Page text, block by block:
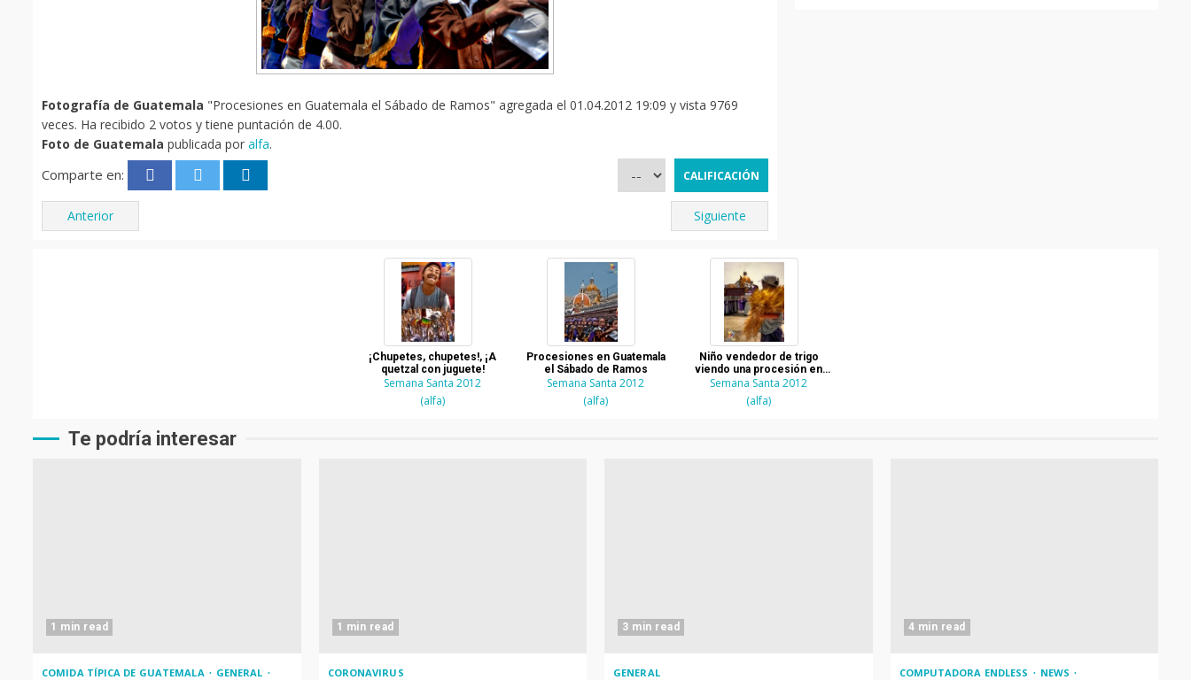
Fotografía de Guatemala "Procesiones en Guatemala el Sábado de Ramos" agregada el 01.04.2012 19:09 y vista 9769
veces. Ha recibido 2 votos y tiene puntación de 4.00.
Foto de Guatemala publicada por alfa.
Comparte en:
Anterior Siguiente
¡Chupetes, chupetes!, ¡A
quetzal con juguete!
Semana Santa 2012
(alfa)
Procesiones en Guatemala
el Sábado de Ramos
Semana Santa 2012
(alfa)
Niño vendedor de trigo
viendo una procesión en
Semana Santa
Semana Santa 2012
(alfa)
Te podría interesar
1 min read
COMIDA TÍPICA DE GUATEMALA
GENERAL
1 min read
CORONAVIRUS
3 min read
GENERAL
4 min read
COMPUTADORA ENDLESS
NEWS